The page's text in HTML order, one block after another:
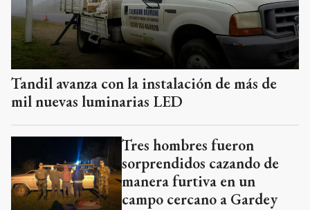
Tandil avanza con la instalación de más de
mil nuevas luminarias LED
Tres hombres fueron
sorprendidos cazando de
manera furtiva en un
campo cercano a Gardey